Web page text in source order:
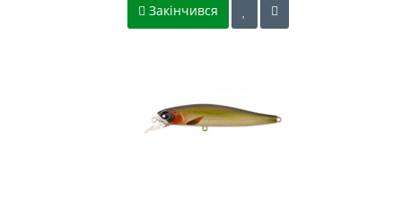
Закінчився